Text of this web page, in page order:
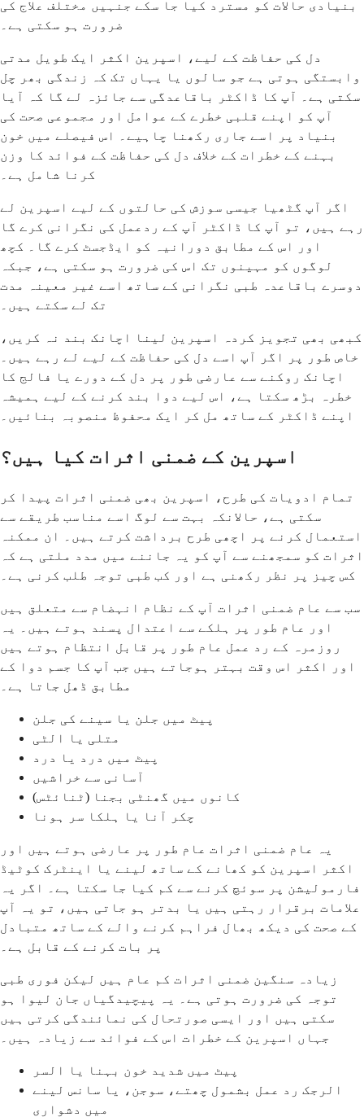
بنیادی حالات کو مسترد کیا جا سکے جنہیں مختلف علاج کی
ضرورت ہو سکتی ہے۔
دل کی حفاظت کے لیے، اسپرین اکثر ایک طویل مدتی
وابستگی ہوتی ہے جو سالوں یا یہاں تک کہ زندگی بھر چل
سکتی ہے۔ آپ کا ڈاکٹر باقاعدگی سے جائزہ لے گا کہ آیا
آپ کو اپنے قلبی خطرے کے عوامل اور مجموعی صحت کی
بنیاد پر اسے جاری رکھنا چاہیے۔ اس فیصلے میں خون
بہنے کے خطرات کے خلاف دل کی حفاظت کے فوائد کا وزن
کرنا شامل ہے۔
اگر آپ گٹھیا جیسی سوزش کی حالتوں کے لیے اسپرین لے
رہے ہیں، تو آپ کا ڈاکٹر آپ کے ردعمل کی نگرانی کرے گا
اور اس کے مطابق دورانیہ کو ایڈجسٹ کرے گا۔ کچھ
لوگوں کو مہینوں تک اس کی ضرورت ہو سکتی ہے، جبکہ
دوسرے باقاعدہ طبی نگرانی کے ساتھ اسے غیر معینہ مدت
تک لے سکتے ہیں۔
کبھی بھی تجویز کردہ اسپرین لینا اچانک بند نہ کریں،
خاص طور پر اگر آپ اسے دل کی حفاظت کے لیے لے رہے ہیں۔
اچانک روکنے سے عارضی طور پر دل کے دورے یا فالج کا
خطرہ بڑھ سکتا ہے، اس لیے دوا بند کرنے کے لیے ہمیشہ
اپنے ڈاکٹر کے ساتھ مل کر ایک محفوظ منصوبہ بنائیں۔
اسپرین کے ضمنی اثرات کیا ہیں؟
تمام ادویات کی طرح، اسپرین بھی ضمنی اثرات پیدا کر
سکتی ہے، حالانکہ بہت سے لوگ اسے مناسب طریقے سے
استعمال کرنے پر اچھی طرح برداشت کرتے ہیں۔ ان ممکنہ
اثرات کو سمجھنے سے آپ کو یہ جاننے میں مدد ملتی ہے کہ
کس چیز پر نظر رکھنی ہے اور کب طبی توجہ طلب کرنی ہے۔
سب سے عام ضمنی اثرات آپ کے نظام انہضام سے متعلق ہیں
اور عام طور پر ہلکے سے اعتدال پسند ہوتے ہیں۔ یہ
روزمرہ کے رد عمل عام طور پر قابل انتظام ہوتے ہیں
اور اکثر اس وقت بہتر ہوجاتے ہیں جب آپ کا جسم دوا کے
مطابق ڈھل جاتا ہے۔
پیٹ میں جلن یا سینے کی جلن
متلی یا الٹی
پیٹ میں درد یا درد
آسانی سے خراشیں
کانوں میں گھنٹی بجنا (ٹنائٹس)
چکر آنا یا ہلکا سر ہونا
یہ عام ضمنی اثرات عام طور پر عارضی ہوتے ہیں اور
اکثر اسپرین کو کھانے کے ساتھ لینے یا اینٹرک کوٹیڈ
فارمولیشن پر سوئچ کرنے سے کم کیا جا سکتا ہے۔ اگر یہ
علامات برقرار رہتی ہیں یا بدتر ہو جاتی ہیں، تو یہ آپ
کے صحت کی دیکھ بھال فراہم کرنے والے کے ساتھ متبادل
پر بات کرنے کے قابل ہے۔
زیادہ سنگین ضمنی اثرات کم عام ہیں لیکن فوری طبی
توجہ کی ضرورت ہوتی ہے۔ یہ پیچیدگیاں جان لیوا ہو
سکتی ہیں اور ایسی صورتحال کی نمائندگی کرتی ہیں
جہاں اسپرین کے خطرات اس کے فوائد سے زیادہ ہیں۔
پیٹ میں شدید خون بہنا یا السر
الرجک رد عمل بشمول چھتے، سوجن، یا سانس لینے
میں دشواری